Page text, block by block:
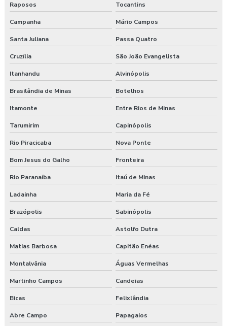
Raposos Tocantins
Campanha Mário Campos
Santa Juliana Passa Quatro
Cruzília São João Evangelista
Itanhandu Alvinópolis
Brasilândia de Minas Botelhos
Itamonte Entre Rios de Minas
Tarumirim Capinópolis
Rio Piracicaba Nova Ponte
Bom Jesus do Galho Fronteira
Rio Paranaíba Itaú de Minas
Ladainha Maria da Fé
Brazópolis Sabinópolis
Caldas Astolfo Dutra
Matias Barbosa Capitão Enéas
Montalvânia Águas Vermelhas
Martinho Campos Candeias
Bicas Felixlândia
Abre Campo Papagaios